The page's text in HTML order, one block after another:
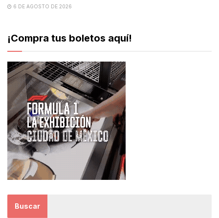
6 DE AGOSTO DE 2026
¡Compra tus boletos aquí!
Buscar